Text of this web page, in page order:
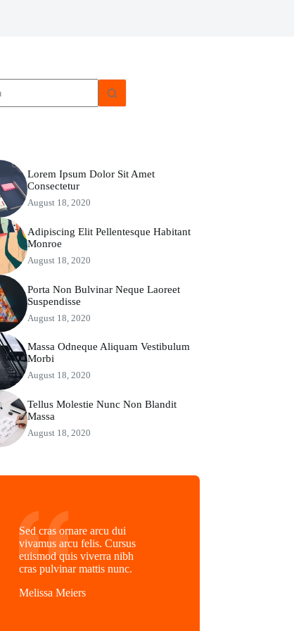
Lorem Ipsum Dolor Sit Amet
Consectetur
August 18, 2020
Adipiscing Elit Pellentesque Habitant
Monroe
August 18, 2020
Porta Non Bulvinar Neque Laoreet
Suspendisse
August 18, 2020
Massa Odneque Aliquam Vestibulum
Morbi
August 18, 2020
Tellus Molestie Nunc Non Blandit
Massa
August 18, 2020
Sed cras ornare arcu dui
vivamus arcu felis. Cursus
euismod quis viverra nibh
cras pulvinar mattis nunc.
Melissa Meiers